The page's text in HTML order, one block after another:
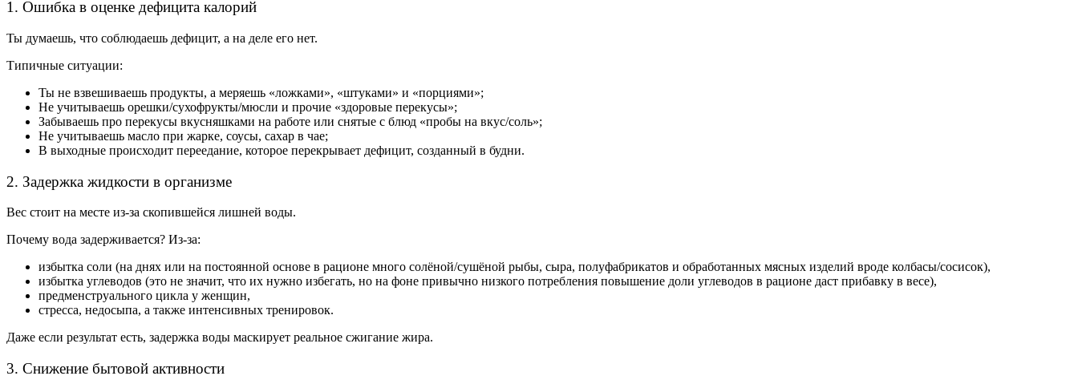
1. Ошибка в оценке дефицита калорий
Ты думаешь, что соблюдаешь дефицит, а на деле его нет.
Типичные ситуации:
Ты не взвешиваешь продукты, а меряешь «ложками», «штуками» и «порциями»;
Не учитываешь орешки/сухофрукты/мюсли и прочие «здоровые перекусы»;
Забываешь про перекусы вкусняшками на работе или снятые с блюд «пробы на вкус/соль»;
Не учитываешь масло при жарке, соусы, сахар в чае;
В выходные происходит переедание, которое перекрывает дефицит, созданный в будни.
2. Задержка жидкости в организме
Вес стоит на месте из-за скопившейся лишней воды.
Почему вода задерживается? Из-за:
избытка соли (на днях или на постоянной основе в рационе много солёной/сушëной рыбы, сыра, полуфабрикатов и обработанных мясных изделий вроде колбасы/сосисок),
избытка углеводов (это не значит, что их нужно избегать, но на фоне привычно низкого потребления повышение доли углеводов в рационе даст прибавку в весе),
предменструального цикла у женщин,
стресса, недосыпа, а также интенсивных тренировок.
Даже если результат есть, задержка воды маскирует реальное сжигание жира.
3. Снижение бытовой активности